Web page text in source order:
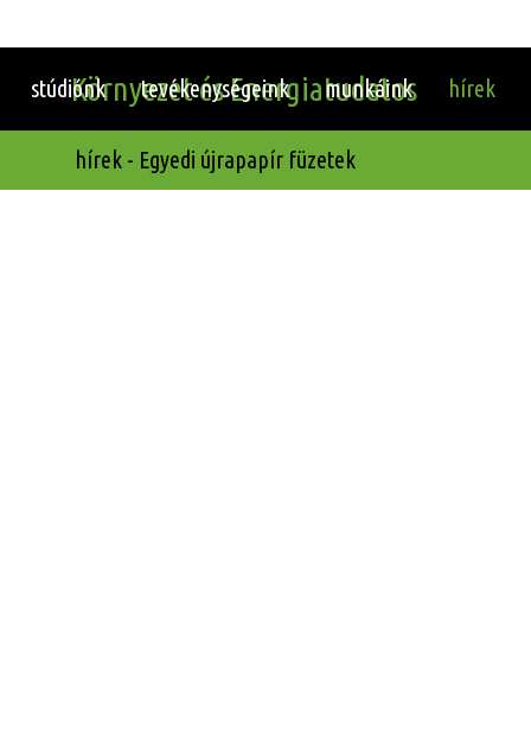
stúdiónk tevékenységeink munkáink hírek
Környezet és Energiatudatos
Építészeti Stúdió
hírek - Egyedi újrapapír füzetek